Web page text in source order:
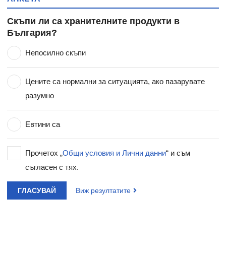
Скъпи ли са хранителните продукти в
България?
Непосилно скъпи
Цените са нормални за ситуацията, ако пазарувате
разумно
Евтини са
Прочетох „Общи условия и Лични данни“ и съм
съгласен с тях.
ГЛАСУВАЙ Виж резултатите